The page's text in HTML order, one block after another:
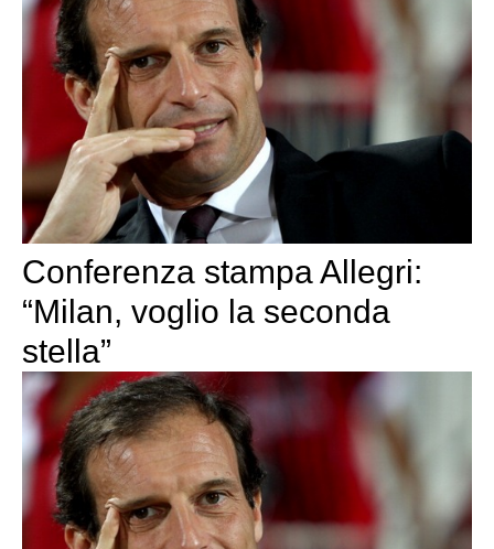
Conferenza stampa Allegri:
“Milan, voglio la seconda
stella”